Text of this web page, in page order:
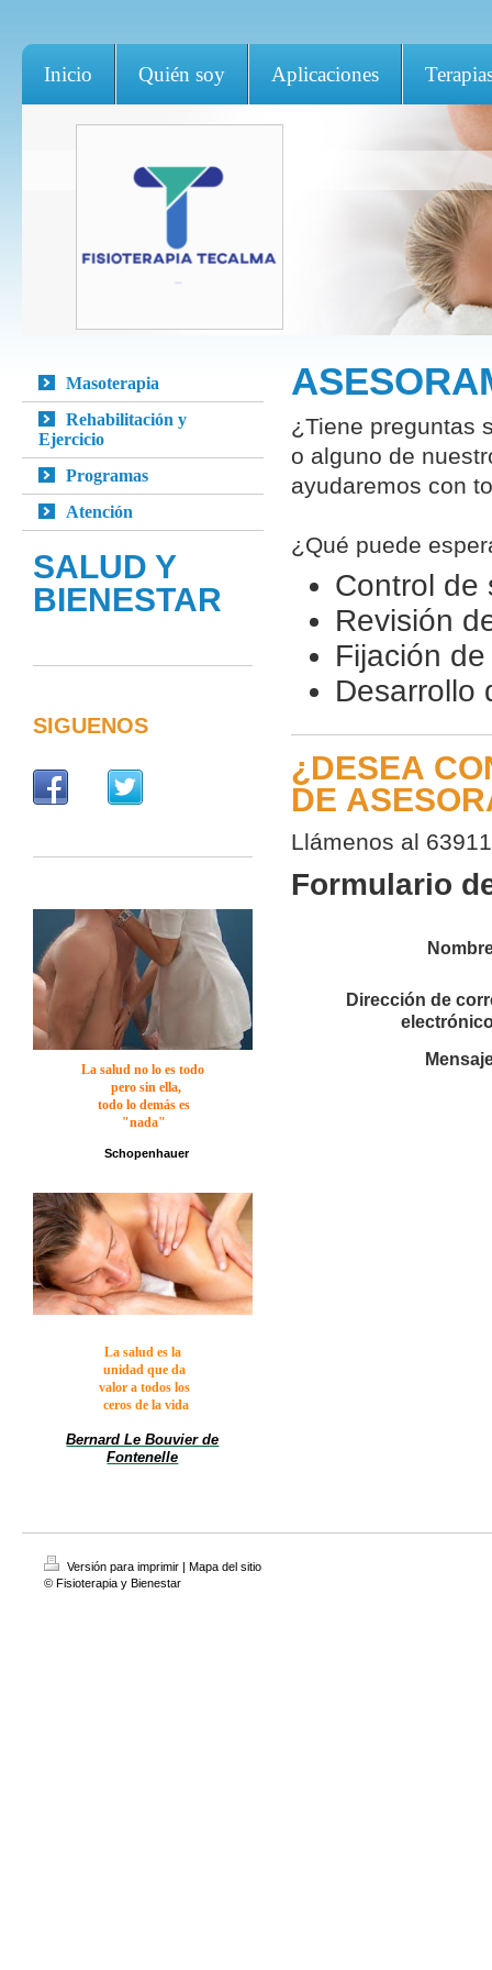
Inicio Quién soy Aplicaciones
Masoterapia
Rehabilitación y
Ejercicio
Programas
Atención
SALUD Y
BIENESTAR
SIGUENOS
La salud no lo es todo
pero sin ella,
todo lo demás es
"nada"
Schopenhauer
La salud es la
unidad que da
valor a todos los
ceros de la vida
Bernard Le Bouvier de
Fontenelle
¿Tiene preguntas
o alguno de
ayudaremos con
¿Qué puede
Control de
Revisión
Fijación
Desarrollo
¿DESEA
DE
Llámenos al
Formulario
Dirección de
Versión para imprimir | Mapa del sitio
© Fisioterapia y Bienestar